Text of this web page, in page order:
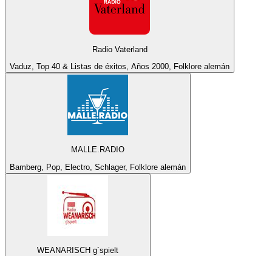
Radio Vaterland
Vaduz, Top 40 & Listas de éxitos, Años 2000, Folklore alemán
MALLE.RADIO
Bamberg, Pop, Electro, Schlager, Folklore alemán
WEANARISCH g´spielt